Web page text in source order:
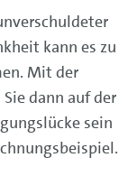
kann es zu
Mit der
dann auf der
sein